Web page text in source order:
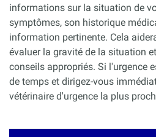
informations sur la situation de
symptômes, son historique
information pertinente. Cela
évaluer la gravité de la situation
conseils appropriés. Si l'urgence
de temps et dirigez-vous
vétérinaire d'urgence la plus